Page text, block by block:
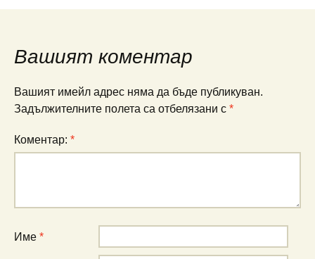
Вашият коментар
Вашият имейл адрес няма да бъде публикуван.
Задължителните полета са отбелязани с *
Коментар: *
Име *